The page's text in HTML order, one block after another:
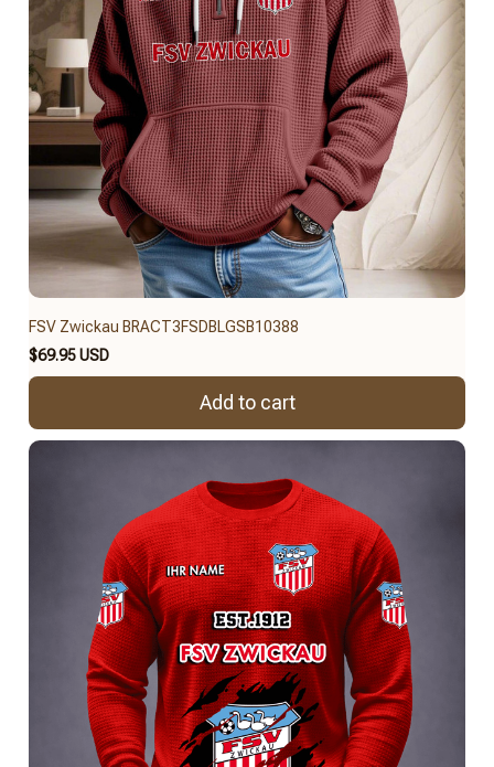
FSV Zwickau BRACT3FSDBLGSB10388
$69.95 USD
Add to cart